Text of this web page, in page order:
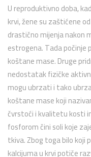
U reproduktivno doba,
krvi, žene su zaštićene
drastično mijenja nakon
estrogena. Tada počinje
koštane mase. Druge
nedostatak fizičke
mogu ubrzati i tako
koštane mase koji
čvrstoći i kvalitetu kosti
fosforom čini soli koje
tkiva. Zbog toga bilo koji
kalcijuma u krvi potiče